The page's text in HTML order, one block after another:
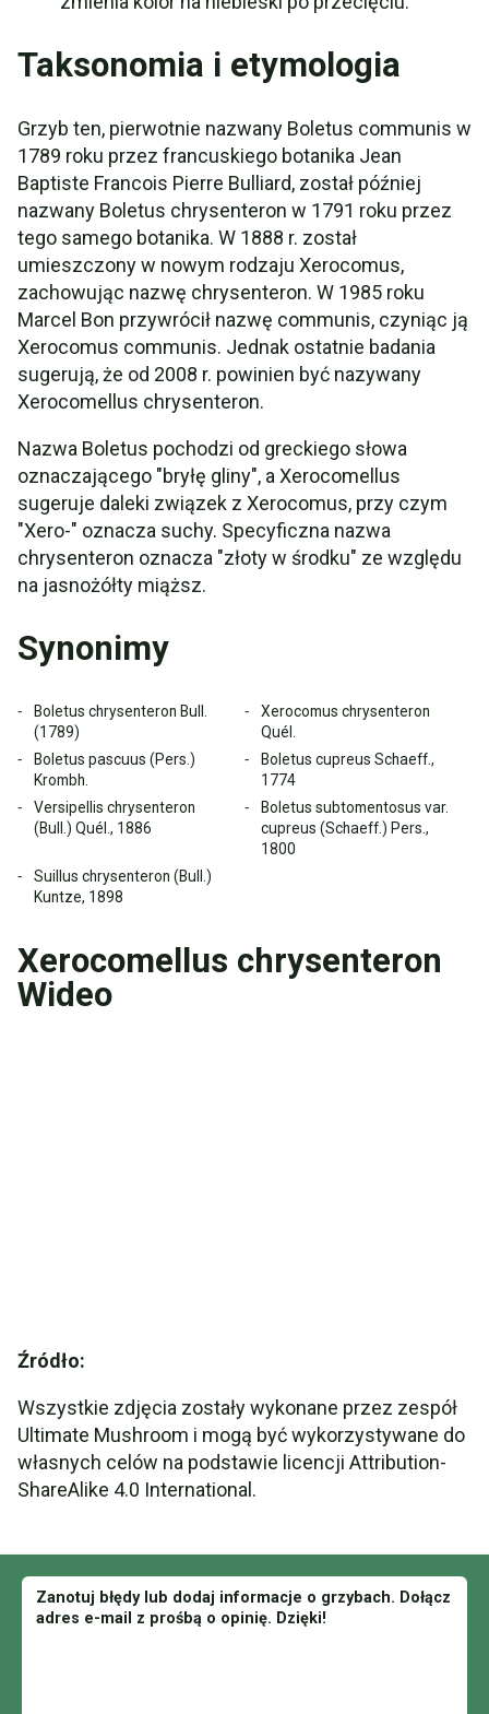
Taksonomia i etymologia
Grzyb ten, pierwotnie nazwany Boletus communis w
1789 roku przez francuskiego botanika Jean
Baptiste Francois Pierre Bulliard, został później
nazwany Boletus chrysenteron w 1791 roku przez
tego samego botanika. W 1888 r. został
umieszczony w nowym rodzaju Xerocomus,
zachowując nazwę chrysenteron. W 1985 roku
Marcel Bon przywrócił nazwę communis, czyniąc ją
Xerocomus communis. Jednak ostatnie badania
sugerują, że od 2008 r. powinien być nazywany
Xerocomellus chrysenteron.
Nazwa Boletus pochodzi od greckiego słowa
oznaczającego "bryłę gliny", a Xerocomellus
sugeruje daleki związek z Xerocomus, przy czym
"Xero-" oznacza suchy. Specyficzna nazwa
chrysenteron oznacza "złoty w środku" ze względu
na jasnożółty miąższ.
Synonimy
Boletus chrysenteron Bull.
(1789)
Xerocomus chrysenteron
Quél.
Boletus pascuus (Pers.)
Krombh.
Boletus cupreus Schaeff.,
1774
Versipellis chrysenteron
(Bull.) Quél., 1886
Boletus subtomentosus var.
cupreus (Schaeff.) Pers.,
1800
Suillus chrysenteron (Bull.)
Kuntze, 1898
Xerocomellus chrysenteron
Wideo
Źródło:
Wszystkie zdjęcia zostały wykonane przez zespół
Ultimate Mushroom i mogą być wykorzystywane do
własnych celów na podstawie licencji Attribution-
ShareAlike 4.0 International.